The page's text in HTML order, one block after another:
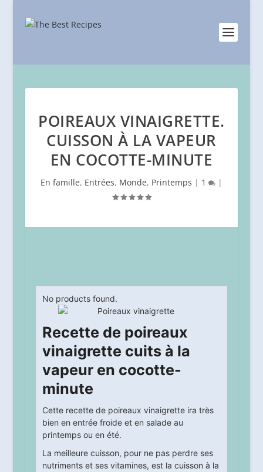
POIREAUX VINAIGRETTE.
CUISSON À LA VAPEUR
EN COCOTTE-MINUTE
En famille, Entrées, Monde, Printemps | 1 |
No products found.
Recette de poireaux
vinaigrette cuits à la
vapeur en cocotte-
minute
Cette recette de poireaux vinaigrette ira très
bien en entrée froide et en salade au
printemps ou en été.
La meilleure cuisson, pour ne pas perdre ses
nutriments et ses vitamines, est la cuisson à la